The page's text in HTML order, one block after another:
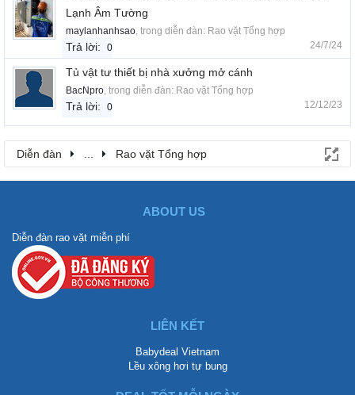
Lạnh Âm Tường
maylanhanhsao , trong diễn đàn: Rao vặt Tổng hợp
Trả lời: 0 24/7/24
Tủ vật tư thiết bị nhà xưởng mở cánh
BacNpro , trong diễn đàn: Rao vặt Tổng hợp
Trả lời: 0 12/12/23
Diễn đàn Rao vặt Tổng hợp
ABOUT US
Diễn đàn rao vặt miễn phí
LIÊN KẾT
Babydeal Vietnam
Lều xông hơi tự bung